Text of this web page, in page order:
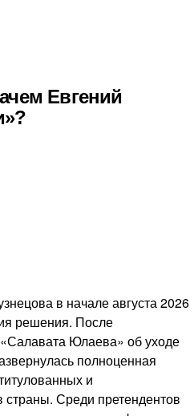
Евгений
в начале августа 2026
решения. После
Юлаева» об уходе
полноценная
и
страны. Среди претендентов